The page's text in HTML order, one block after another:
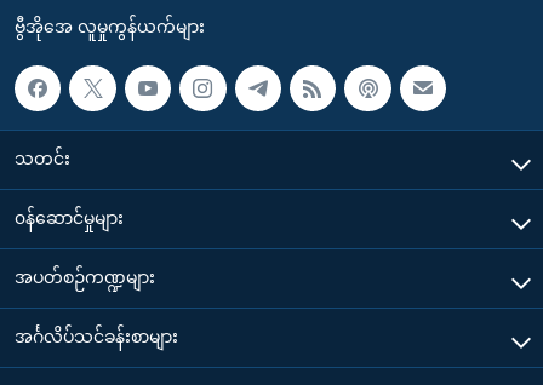
ဗွီအိုအေ လူမှုကွန်ယက်များ
သတင်း
၀န်ဆောင်မှုများ
အပတ်စဉ်ကဏ္ဍများ
အင်္ဂလိပ်သင်ခန်းစာများ